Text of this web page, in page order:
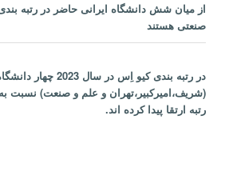
از میان شش دانشگاه ایرانی حاضر در رتبه
صنعتی هستند
در رتبه بندی کیو اِس در سال 2023
(شریف،امیرکبیر،تهران و علم و صنعت) نسبت
رتبه ارتقا پیدا کرده اند.